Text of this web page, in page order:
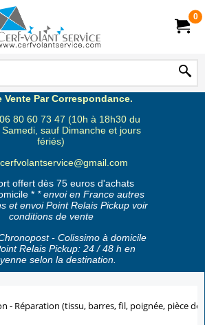
0
Vente Par Correspondance.
80 60 73 47 (10h à 18h30 du
sauf Dimanche et jours
fériés)
cerfvolantservice@gmail.com
offert dès 75 euros d'achats
* * envoi en France autres
et envoi Point Relais Pickup voir
conditions de vente
- Colissimo à domicile
Relais Pickup: 24 / 48 h en
selon la destination.
- Réparation (tissu, barres, fil, poignée, pièce de